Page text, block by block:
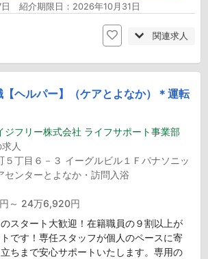
紹介期限日：2026年10月31日
関連求人
ヘルパー】（ケアとよなか）＊運転
ジフリー株式会社 ライフサポート事業部
人
５丁目６－３ イーグルビル１Ｆパナソニッ
センターとよなか・訪問入浴
～ 24万6,920円
スタート大歓迎！在籍職員の９割以上が
です！専任スタッフが個人のペースに寄
ちまで安心サポートいたします。専用の